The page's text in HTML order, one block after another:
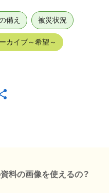
備え 被災状況
カイブ～希望～
料の画像を使えるの？